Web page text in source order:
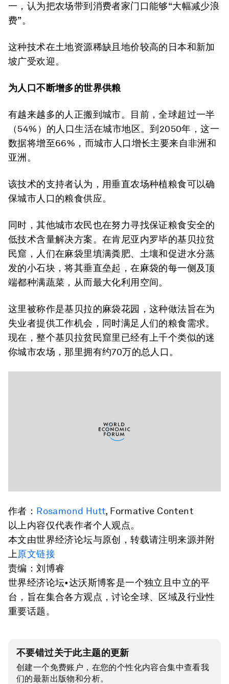
一，认为把农场带到消费者家门口能够“大幅减少浪
费”。
这种技术在土地资源稀缺且地价较高的日本和新加
坡广受欢迎。
为人口不断增多的世界供粮
有越来越多的人正搬到城市。目前，全球超过一半
（54%）的人口生活在城市地区。到2050年，这一
数据将增至66%，而城市人口增长主要来自非洲和
亚洲。
该技术的支持者认为，用垂直农场种植粮食可以确
保城市人口的粮食供应。
同时，其他城市农民也在努力寻找保证粮食安全的
低技术含量解决方案。在肯尼亚内罗毕的基贝拉贫
民窟，人们在麻袋里填满粪肥、土壤和促进水分蒸
发的小石块，将其垂直垒起，在麻袋的每一侧及顶
端都种满蔬菜，从而最大化利用空间。
这里被称作是基贝拉的麻袋花园，这种做法旨在为
失业者提供工作机会，同时满足人们的粮食需求。
现在，整个基贝拉贫民窟里已经有上千个类似的迷
你城市农场，那里拥有约70万的总人口。
作者： Rosamond Hutt, Formative Content
以上内容仅代表作者个人观点。
本文由世界经济论坛与原创，转载请注明来源并附
上原文链接
责编：刘博睿
世界经济论坛•达沃斯博客是一个独立且中立的平
台，旨在集合各方观点，讨论全球、区域及行业性
重要话题。
不要错过关于此主题的更新
创建一个免费账户，在您的个性化内容合集中查看我
们的最新出版物和分析。